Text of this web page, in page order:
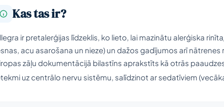
Kas tas ir?
ir pretalerģijas līdzeklis, ko lieto, lai mazinātu alerģiska
acu asarošana un nieze) un dažos gadījumos arī nātrenes
zāļu dokumentācijā bilastīns aprakstīts kā otrās
uz centrālo nervu sistēmu, salīdzinot ar sedatīviem